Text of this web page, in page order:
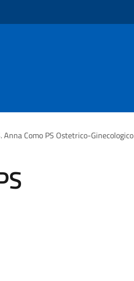
Anna Como PS Ostetrico-Ginecologico